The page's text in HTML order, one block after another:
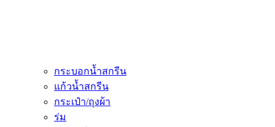
กระบอกน้ำสกรีน
แก้วน้ำสกรีน
กระเป๋า/ถุงผ้า
ร่ม